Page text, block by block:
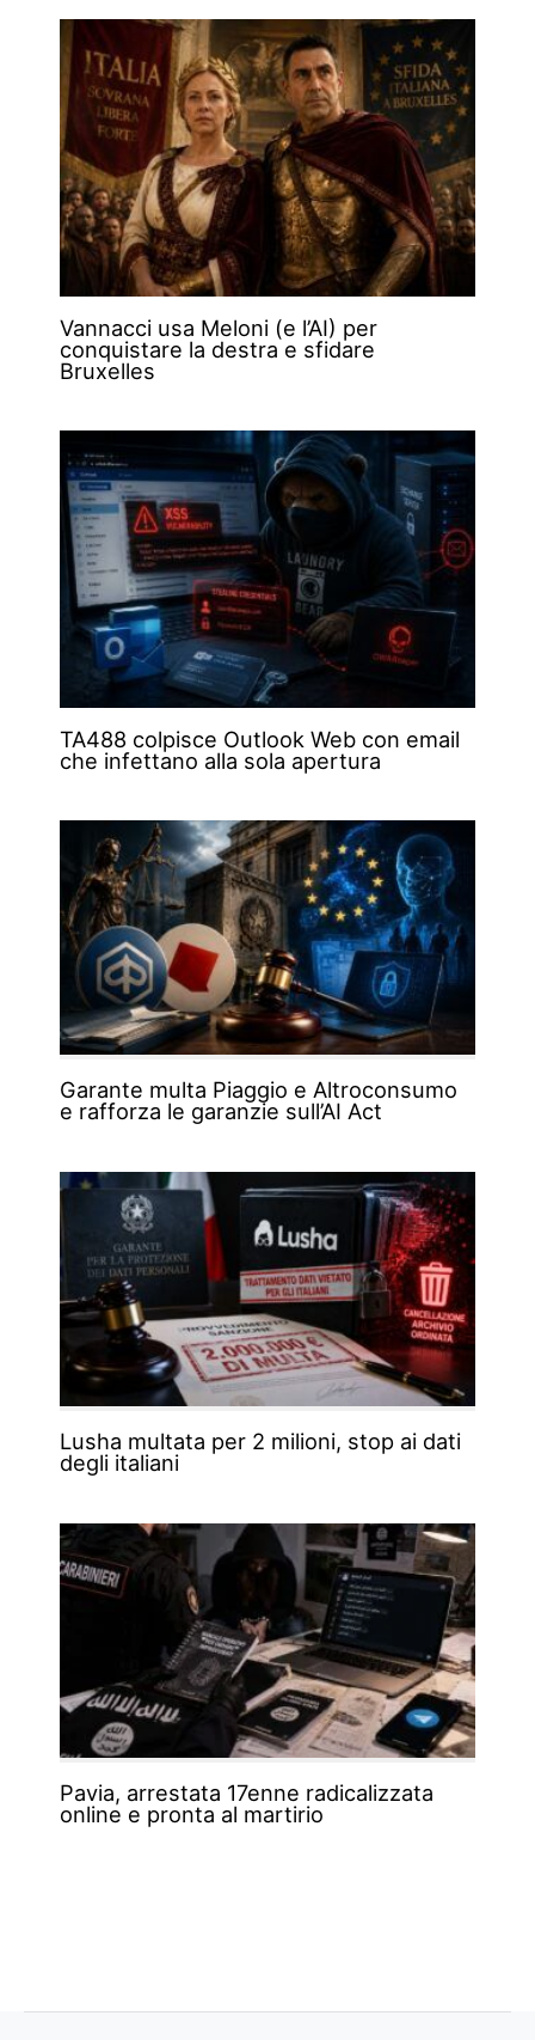
Vannacci usa Meloni (e l’AI) per
conquistare la destra e sfidare
Bruxelles
TA488 colpisce Outlook Web con email
che infettano alla sola apertura
Garante multa Piaggio e Altroconsumo
e rafforza le garanzie sull’AI Act
Lusha multata per 2 milioni, stop ai dati
degli italiani
Pavia, arrestata 17enne radicalizzata
online e pronta al martirio